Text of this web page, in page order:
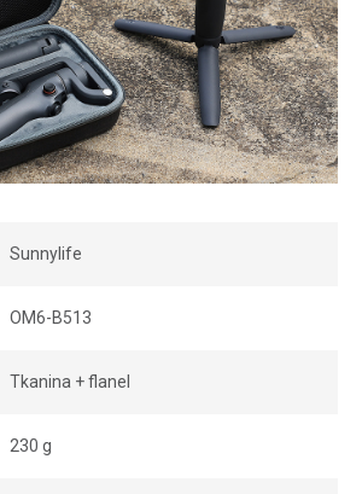
Sunnylife
OM6-B513
Tkanina + flanel
230 g